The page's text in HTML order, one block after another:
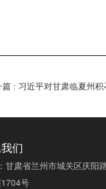
篇 : 习近平对甘肃临夏州
们
甘肃省兰州市城关区庆阳
号